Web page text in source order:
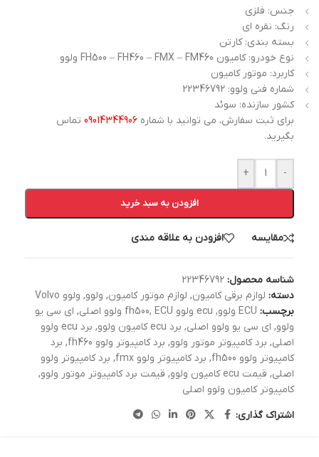
جنس: فلزی
رنگ: نقره ای
بسته بندی: کارتن
نوع خودرو: کامیون FH500 – FH460 – FMX – FM460 ولوو
کاربرد: موتور کامیون
شماره فنی ولوو: 22346792
کشور سازنده: سوئد
برای ثبت سفارش، می توانید با شماره 09014344906 تماس
بگیرید.
-
+
افزودن به سبد خرید
مقایسه افزودن به علاقه مندی
شناسه محصول: 22346792
دسته: لوازم برقی کامیون, لوازم موتور کامیون, ولوو, ولوو Volvo
برچسب: ECU ولوو , ecu ولوو fh500 , ECU ولوو اصلی , ای سی یو
ولوو, ای سی یو ولوو اصلی, برد ecu کامیون ولوو ,
برد ecu ولوو
اصلی, برد کامپیوتر موتور ولوو, برد کامپیوتر ولوو fh460 , برد
کامپیوتر ولوو fh500
, برد کامپیوتر ولوو fmx , برد کامپیوتر ولوو
اصلی, قیمت ecu کامیون ولوو , قیمت برد کامپیوتر موتور ولوو,
کامپیوتر کامیون ولوو اصلی
اشتراک گذاری: